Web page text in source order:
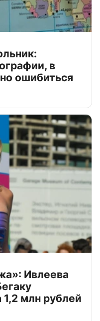
в
ошибиться
Ивлеева
млн рублей